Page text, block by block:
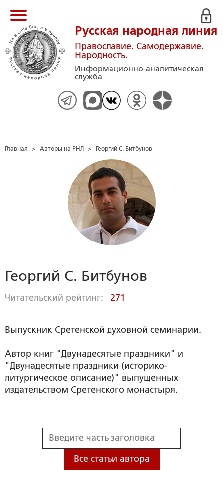
Русская народная линия
Православие. Самодержавие.
Народность.
Информационно-аналитическая
служба
Главная > Авторы на РНЛ > Георгий С. Битбунов
Георгий С. Битбунов
Читательский рейтинг: 271
Выпускник Сретенской духовной семинарии.
Автор книг "Двунадесятые праздники" и
"Двунадесятые праздники (историко-
литургическое описание)" выпущенных
издательством Сретенского монастыря.
Все статьи автора